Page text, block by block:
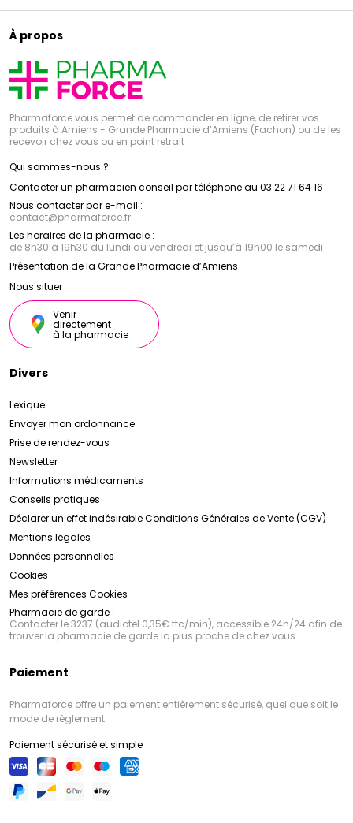
À propos
Pharmaforce vous permet de commander en ligne, de retirer vos
produits à Amiens - Grande Pharmacie d’Amiens (Fachon) ou de les
recevoir chez vous ou en point retrait
Qui sommes-nous ?
Contacter un pharmacien conseil par téléphone au 03 22 71 64 16
Nous contacter par e-mail :
contact@pharmaforce.fr
Les horaires de la pharmacie :
de 8h30 à 19h30 du lundi au vendredi et jusqu’à 19h00 le samedi
Présentation de la Grande Pharmacie d’Amiens
Nous situer
Venir
directement
à la pharmacie
Divers
Lexique
Envoyer mon ordonnance
Prise de rendez-vous
Newsletter
Informations médicaments
Conseils pratiques
Déclarer un effet indésirableConditions Générales de Vente (CGV)
Mentions légales
Données personnelles
Cookies
Mes préférences Cookies
Pharmacie de garde :
Contacter le 3237 (audiotel 0,35€ ttc/min), accessible 24h/24 afin de
trouver la pharmacie de garde la plus proche de chez vous
Paiement
Pharmaforce offre un paiement entièrement sécurisé, quel que soit le
mode de règlement
Paiement sécurisé et simple